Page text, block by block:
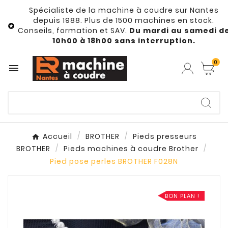

Spécialiste de la machine à coudre sur Nantes
depuis 1988. Plus de 1500 machines en stock.
Conseils, formation et SAV. Du mardi au samedi
10h00 à 18h00 sans interruption.
 0
Accueil BROTHER
Pieds presseurs
BROTHER
Pieds machines à coudre Brother
Pied pose perles BROTHER F028N
BON PLAN !